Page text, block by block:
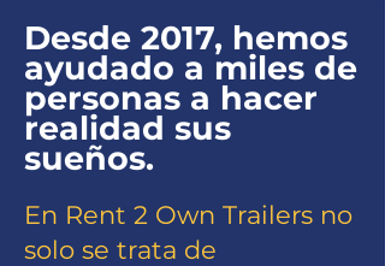
Desde 2017, hemos
ayudado a miles de
personas a hacer
realidad sus
sueños.
En Rent 2 Own Trailers no
solo se trata de